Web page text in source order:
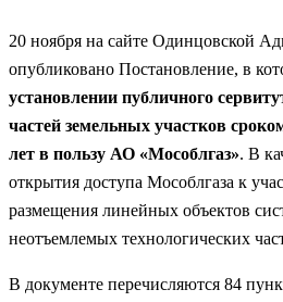
20 ноября на сайте Одинцовской
опубликовано Постановление, в
установлении публичного
частей земельных участков
лет в пользу АО «Мособлгаз». В
открытия доступа Мособлгаза к
размещения линейных объектов
неотъемлемых технологических
В документе перечисляются 84